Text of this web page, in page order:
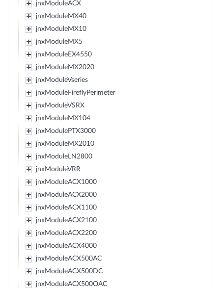
jnxModuleACX
jnxModuleMX40
jnxModuleMX10
jnxModuleMX5
jnxModuleEX4550
jnxModuleMX2020
jnxModuleVseries
jnxModuleFireflyPerimeter
jnxModuleVSRX
jnxModuleMX104
jnxModulePTX3000
jnxModuleMX2010
jnxModuleLN2800
jnxModuleVRR
jnxModuleACX1000
jnxModuleACX2000
jnxModuleACX1100
jnxModuleACX2100
jnxModuleACX2200
jnxModuleACX4000
jnxModuleACX500AC
jnxModuleACX500DC
jnxModuleACX500OAC